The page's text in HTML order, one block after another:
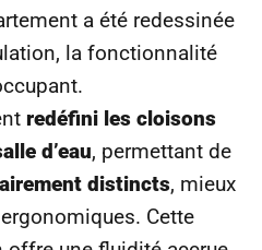
a été redessinée
la fonctionnalité
redéfini les cloisons
d’eau, permettant de
distincts, mieux
Cette